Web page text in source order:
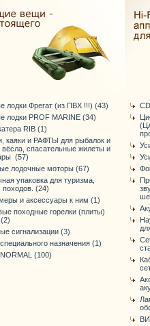
лодки Фрегат (из ПВХ !!!) (43)
лодки PROF MARINE (34)
RIB (1)
каяки и РАФТЫ для рыбалок и
вёсла, спасательные жилеты и
(57)
лодочные моторы (67)
упаковка для туризма,
походов. (24)
и аксессуары к ним (1)
походные горелки (плиты)
сигнализации (3)
назначения (1)
(100)